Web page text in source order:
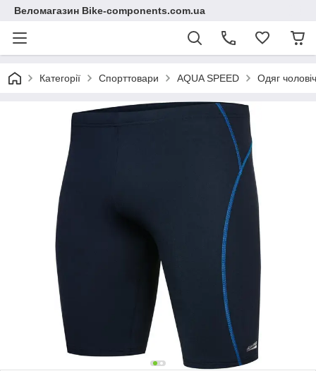
Веломагазин Bike-components.com.ua
Категорії Спорттовари AQUA SPEED Одяг